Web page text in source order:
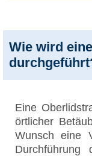
Wie wird
Eine
örtlicher
Wunsch eine